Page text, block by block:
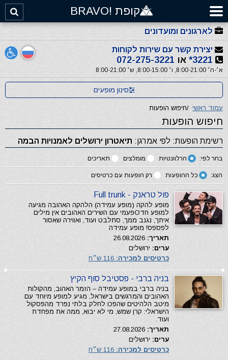
קופת !BRAVO
לארגונים ומועדונים
יצירת קשר עם שירות לקוחות
3221* או 072-275-3221
א׳-ה׳ 8:00-21:00, ו׳ 8:00-15:00, ש׳ 8:00-21:00
סינון מופעים
עמוד ראשי /חיפוש הופעות
חיפוש הופעות
רשימת הופעות: לפי אמרגן: תיאטרון ירושלים לאמנויות הבמה
בחר לפי: הרלוונטיות מומלצים תאריכים
הצג: כל ההופעות רק הופעות עם כרטיסים
פול טראנק - Full trunk
מופע להקה (מופע עמידה) הלהקה האהובה מגיעה
למופע חדОפעמי עם השירים האהובים אין מילים
איתך, נגנב ממך, סתלבט ועוד, ואווירה שאסור
לפספס! מופע עמידה
תאריך:
ערים: ירושלים
כרטיסים למכירה:
בניה ברבי - פסטיבל סוף הקיץ
בניה ברבי במופע עמידה – הזמר האהוב, מהקולות
האהובים והמרגשים בישראל, מגיע למופע מיוחד עם
מיטב הלהיטים שהפכו לחלק בלתי נפרד מהפסקול
הישראלי: קרן שמש, מי לא יבוא, ממה את מפחדת
ועוד.
תאריך:
ערים: ירושלים
כרטיסים למכירה: